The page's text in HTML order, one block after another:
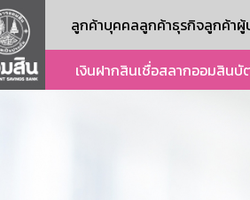
ลูกค้าบุคคลลูกค้าธุรกิจลูกค้าผู้
เงินฝากสินเชื่อสลากออมสินบั